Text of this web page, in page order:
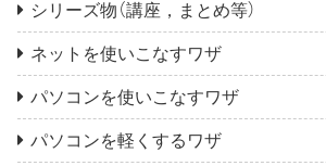
シリーズ物（講座，まとめ等）
ネットを使いこなすワザ
パソコンを使いこなすワザ
パソコンを軽くするワザ